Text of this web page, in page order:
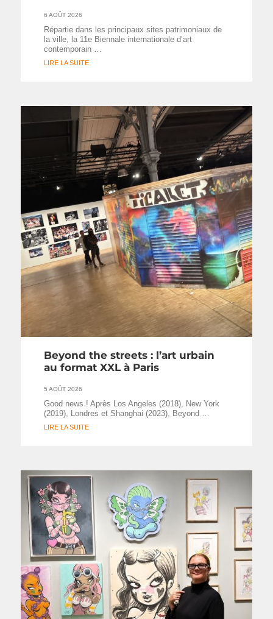
6 AOÛT 2026
Répartie dans les principaux sites patrimoniaux de
la ville, la 11e Biennale internationale d’art
contemporain …
LIRE LA SUITE
Beyond the streets : l’art urbain
au format XXL à Paris
5 AOÛT 2026
Good news ! Après Los Angeles (2018), New York
(2019), Londres et Shanghai (2023), Beyond …
LIRE LA SUITE